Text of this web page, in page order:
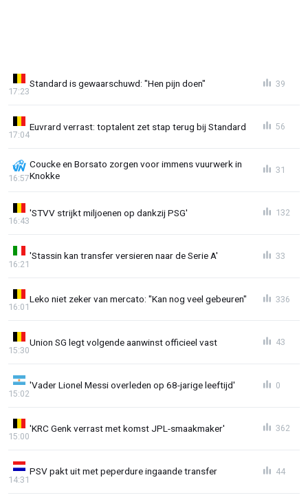
Standard is gewaarschuwd: "Hen pijn doen"
17:23
39
Euvrard verrast: toptalent zet stap terug bij Standard
17:04
56
Coucke en Borsato zorgen voor immens vuurwerk in
Knokke
16:57
31
'STVV strijkt miljoenen op dankzij PSG'
16:43
132
'Stassin kan transfer versieren naar de Serie A'
16:21
33
Leko niet zeker van mercato: "Kan nog veel gebeuren"
16:01
336
Union SG legt volgende aanwinst officieel vast
15:30
43
'Vader Lionel Messi overleden op 68-jarige leeftijd'
15:02
0
'KRC Genk verrast met komst JPL-smaakmaker'
15:00
362
PSV pakt uit met peperdure ingaande transfer
14:31
44